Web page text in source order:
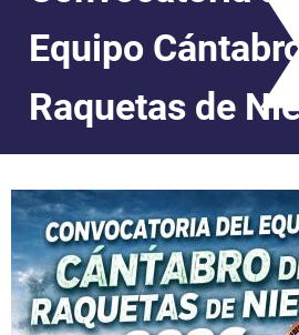
Equipo
Raquetas de